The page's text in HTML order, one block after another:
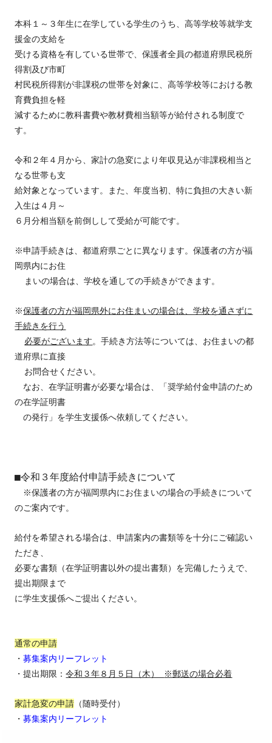
本科１～３年生に在学している学生のうち、高等学校等就学支
援金の支給を
受ける資格を有している世帯で、保護者全員の都道府県民税所
得割及び市町
村民税所得割が非課税の世帯を対象に、高等学校等における教
育費負担を軽
減するために教科書費や教材費相当額等が給付される制度で
す。
令和２年４月から、家計の急変により年収見込が非課税相当と
なる世帯も支
給対象となっています。また、年度当初、特に負担の大きい新
入生は４月～
６月分相当額を前倒しして受給が可能です。
※申請手続きは、都道府県ごとに異なります。保護者の方が福
岡県内にお住
まいの場合は、学校を通しての手続きができます。
※保護者の方が福岡県外にお住まいの場合は、学校を通さずに
手続きを行う
必要がございます。手続き方法等については、お住まいの都
道府県に直接
お問合せください。
なお、在学証明書が必要な場合は、「奨学給付金申請のため
の在学証明書
の発行」を学生支援係へ依頼してください。
■令和３年度給付申請手続きについて
※保護者の方が福岡県内にお住まいの場合の手続きについて
のご案内です。
給付を希望される場合は、申請案内の書類等を十分にご確認い
ただき、
必要な書類（在学証明書以外の提出書類） を完備したうえで、
提出期限まで
に学生支援係へご提出ください。
通常の申請
・募集案内リーフレット
・提出期限：令和３年８月５日（木） ※郵送の場合必着
家計急変の申請 （随時受付）
・募集案内リーフレット